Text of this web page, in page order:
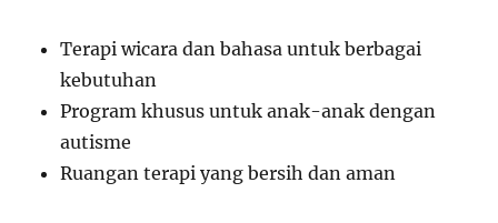
Terapi wicara dan bahasa untuk berbagai
kebutuhan
Program khusus untuk anak-anak dengan
autisme
Ruangan terapi yang bersih dan aman